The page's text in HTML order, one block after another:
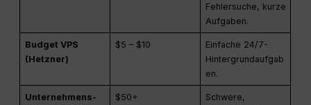
Fehlersuche, kurze
Aufgaben.
Budget VPS
(Hetzner)
$5 – $10
Einfache 24/7-
Hintergrundaufgab
en.
Unternehmens-
$50+
Schwere,